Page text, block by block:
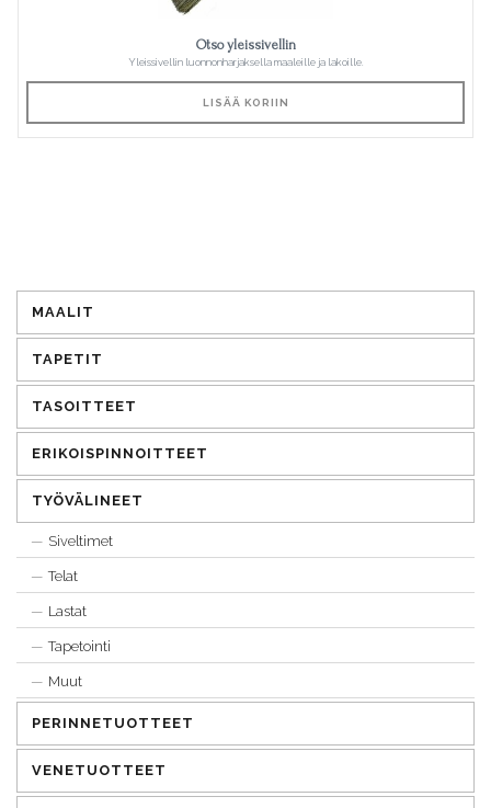
Otso yleissivellin
Yleissivellin luonnonharjaksella maaleille ja lakoille.
LISÄÄ KORIIN
MAALIT
TAPETIT
TASOITTEET
ERIKOISPINNOITTEET
TYÖVÄLINEET
Siveltimet
Telat
Lastat
Tapetointi
Muut
PERINNETUOTTEET
VENETUOTTEET